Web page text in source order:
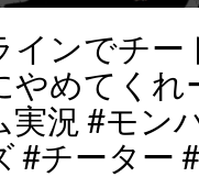
インでチー
やめてくれ
実況 #モン
#チーター